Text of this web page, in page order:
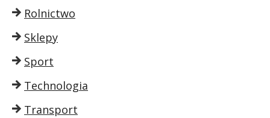
Rolnictwo
Sklepy
Sport
Technologia
Transport